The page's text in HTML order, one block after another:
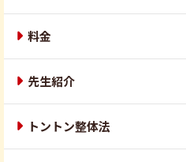
料金
先生紹介
トントン整体法